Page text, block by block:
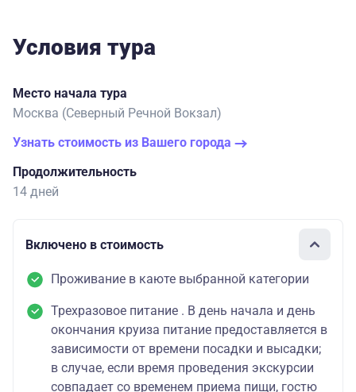
Условия тура
Место начала тура
Москва (Северный Речной Вокзал)
Узнать стоимость из Вашего города
Продолжительность
14 дней
Включено в стоимость
Проживание в каюте выбранной категории
Трехразовое питание . В день начала и день
окончания круиза питание предоставляется в
зависимости от времени посадки и высадки;
в случае, если время проведения экскурсии
совпадает со временем приема пищи, гостю